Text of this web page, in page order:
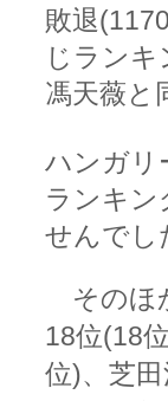
敗退
じラン
馮天薇と
ハンガリ
ランキン
せんでし
そのほ
18位(18
位)、芝